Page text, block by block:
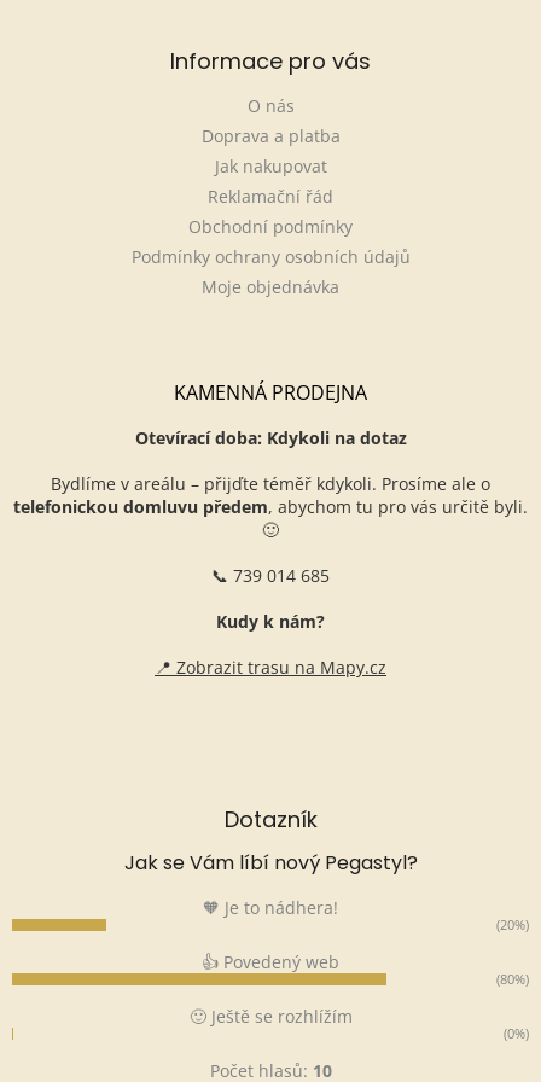
Informace pro vás
O nás
Doprava a platba
Jak nakupovat
Reklamační řád
Obchodní podmínky
Podmínky ochrany osobních údajů
Moje objednávka
KAMENNÁ PRODEJNA
Otevírací doba: Kdykoli na dotaz
Bydlíme v areálu – přijďte téměř kdykoli. Prosíme ale o
telefonickou domluvu předem, abychom tu pro vás určitě byli.
🙂
📞 739 014 685
Kudy k nám?
📍 Zobrazit trasu na Mapy.cz
Dotazník
Jak se Vám líbí nový Pegastyl?
🧡 Je to nádhera!
(20%)
👍 Povedený web
(80%)
🙂 Ještě se rozhlížím
(0%)
Počet hlasů: 10